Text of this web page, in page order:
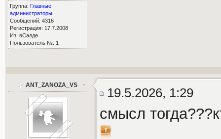
Группа: Главные
администраторы
Сообщений: 4316
Регистрация: 17.7.2008
Из: вСалде
Пользователь №: 1
ANT_ZANOZA_VS
19.5.2026, 1:29
смысл